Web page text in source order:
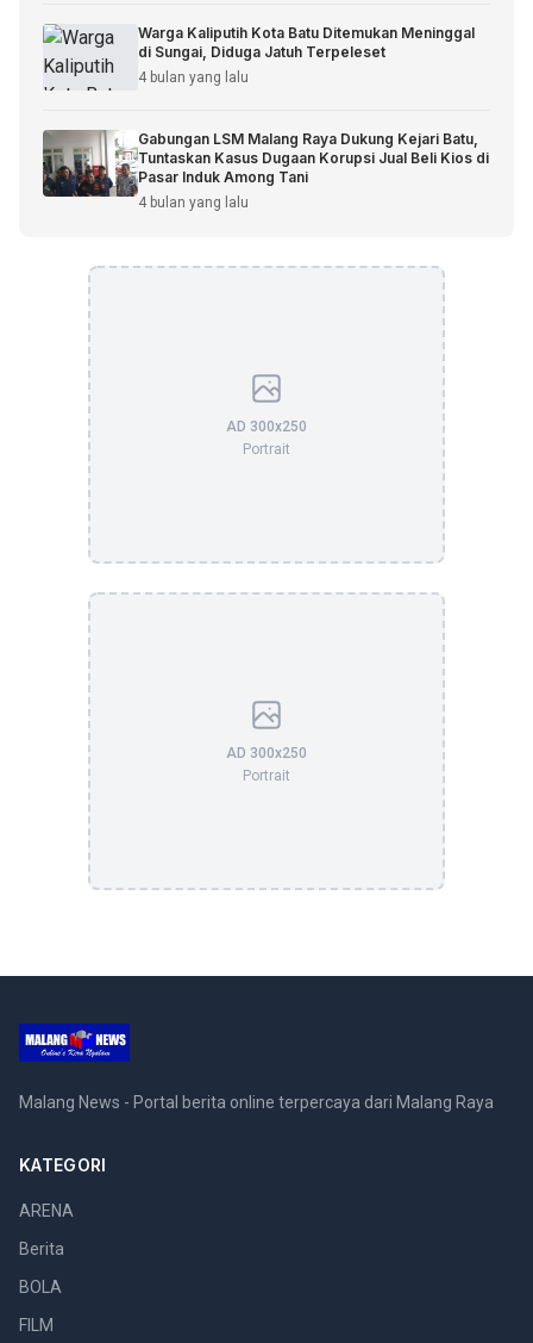
Warga Kaliputih Kota Batu Ditemukan Meninggal
di Sungai, Diduga Jatuh Terpeleset
4 bulan yang lalu
Gabungan LSM Malang Raya Dukung Kejari Batu,
Tuntaskan Kasus Dugaan Korupsi Jual Beli Kios di
Pasar Induk Among Tani
4 bulan yang lalu
AD 300x250
Portrait
AD 300x250
Portrait
Malang News - Portal berita online terpercaya dari Malang Raya
KATEGORI
ARENA
Berita
BOLA
FILM